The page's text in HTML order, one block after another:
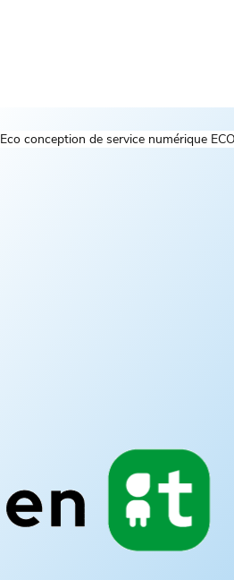
Eco conception de service numérique